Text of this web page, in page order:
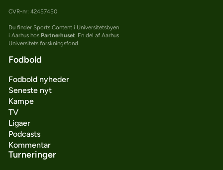
CVR-nr: 42457450
Du finder Sports Content i Universitetsbyen
i Aarhus hos Partnerhuset. En del af Aarhus
Universitets forskningsfond.
Fodbold
Fodbold nyheder
Seneste nyt
Kampe
TV
Ligaer
Podcasts
Kommentar
Turneringer